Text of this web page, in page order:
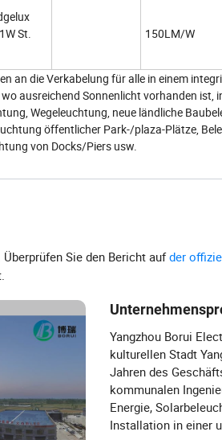
St.
150LM/W
an die Verkabelung für alle in einem
ausreichend Sonnenlicht vorhanden
Wegeleuchtung, neue ländliche
öffentlicher Park-/plaza-Plätze,
von Docks/Piers usw.
Sie den Bericht aufder
Yangzhou Borui
kulturellen Stadt
Jahren des
kommunalen
Energie,
Installation in einer